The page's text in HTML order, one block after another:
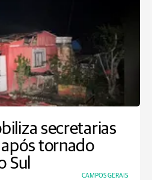
secretarias
após tornado
Sul
CAMPOS GERAIS